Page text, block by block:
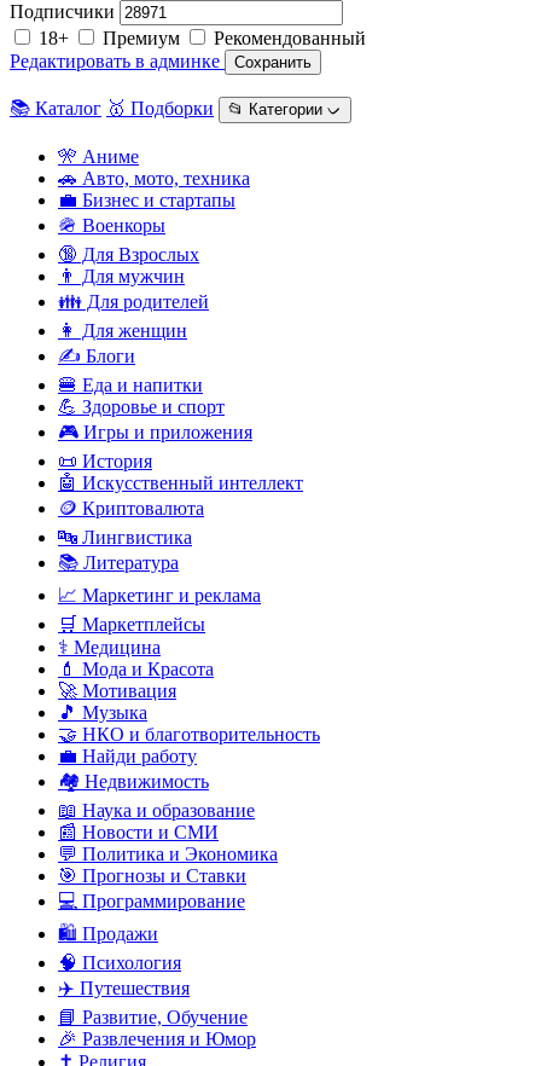
Подписчики
18+
Премиум
Рекомендованный
Редактировать в админке
Сохранить
📚 Каталог 🥇 Подборки 📂 Категории ᨆ
🎌 Аниме
🚗 Авто, мото, техника
💼 Бизнес и стартапы
🪖 Военкоры
🔞 Для Взрослых
👨 Для мужчин
👪 Для родителей
👩 Для женщин
✍️ Блоги
🍔 Еда и напитки
💪 Здоровье и спорт
🎮 Игры и приложения
📜 История
🤖 Искусственный интеллект
🪙 Криптовалюта
🔤 Лингвистика
📚 Литература
📈 Маркетинг и реклама
🛒 Маркетплейсы
⚕️ Медицина
💄 Мода и Красота
🚀 Мотивация
🎵 Музыка
🤝 НКО и благотворительность
💼 Найди работу
🏘️ Недвижимость
📖 Наука и образование
📰 Новости и СМИ
💬 Политика и Экономика
🎯 Прогнозы и Ставки
💻 Программирование
🛍️ Продажи
🧠 Психология
✈️ Путешествия
📘 Развитие, Обучение
🎉 Развлечения и Юмор